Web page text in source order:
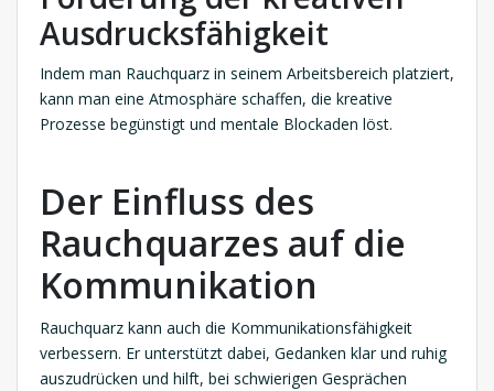
Ausdrucksfähigkeit
Indem man Rauchquarz in seinem Arbeitsbereich platziert,
kann man eine Atmosphäre schaffen, die kreative
Prozesse begünstigt und mentale Blockaden löst.
Der Einfluss des
Rauchquarzes auf die
Kommunikation
Rauchquarz kann auch die Kommunikationsfähigkeit
verbessern. Er unterstützt dabei, Gedanken klar und ruhig
auszudrücken und hilft, bei schwierigen Gesprächen